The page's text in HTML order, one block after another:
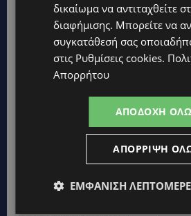
δικαίωμα να αντιταχθείτε
διαφήμισης. Μπορείτε να
συγκατάθεσή σας
στις Ρυθμίσεις cookies.
Απορρήτου
ΑΠΟΔΟΧΉ
ΑΠΌΡΡΙΨΗ
ΕΜΦΆΝΙΣΗ